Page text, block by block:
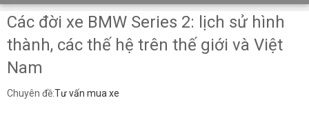
Các đời xe BMW Series 2: lịch sử hình
thành, các thế hệ trên thế giới và Việt
Nam
Chuyên đề:Tư vấn mua xe